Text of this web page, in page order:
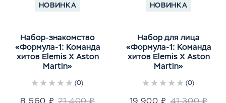
НОВИНКА
(0)
Набор-знакомство
«Формула-1: Команда
хитов Elemis X Aston
Martin»
НОВИНКА
(0)
Набор для лица
«Формула-1: Команда
хитов Elemis X Aston
Martin»